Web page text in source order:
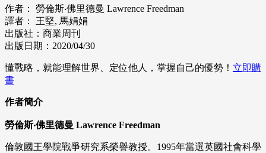
作者： 勞倫斯‧佛里德曼 Lawrence Freedman
譯者： 王堅, 馬娟娟
出版社：商業周刊
出版日期：2020/04/30
懂戰略，就能理解世界、定位他人，掌握自己的優勢！ 立即購
書
作者簡介
勞倫斯‧佛里德曼 Lawrence Freedman
倫敦國王學院戰爭研究系榮譽教授。1995年當選英國社會科學